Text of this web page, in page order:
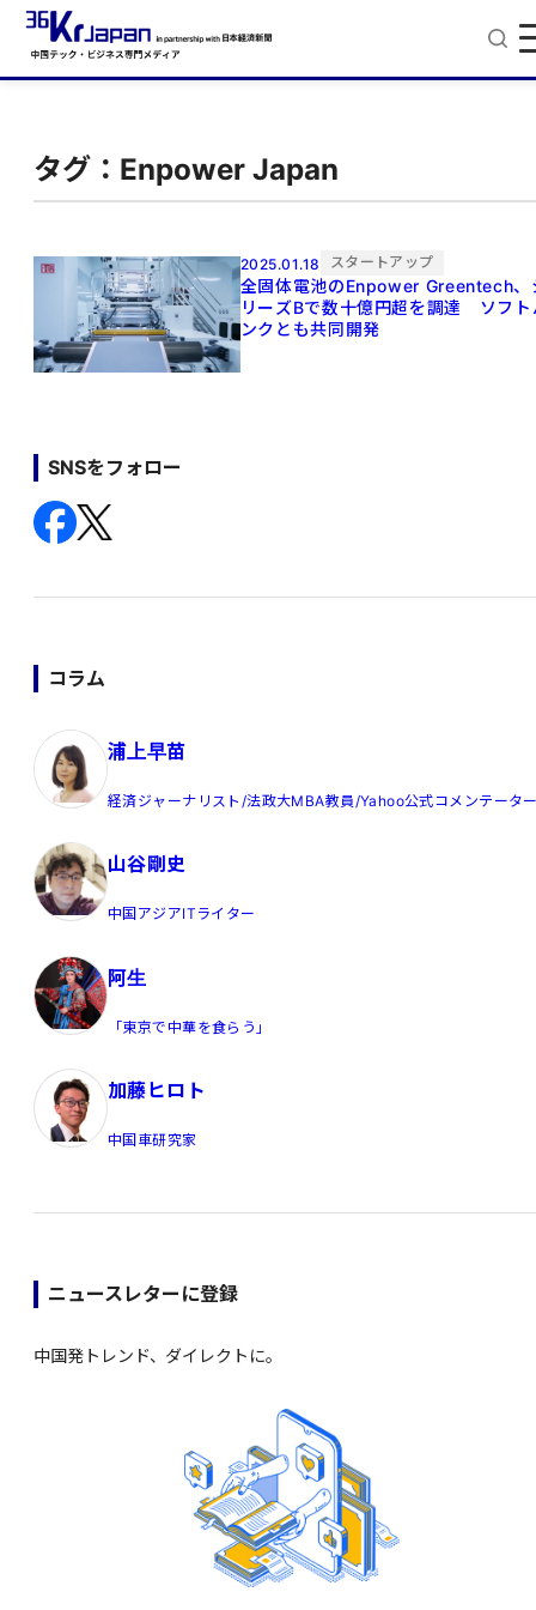
タグ：Enpower Japan
2025.01.18 スタートアップ
全固体電池のEnpower Greentech、
リーズBで数十億円超を調達 ソフト
ンクとも共同開発
SNSをフォロー
コラム
浦上早苗
経済ジャーナリスト/法政大MBA教員/Yahoo公式コメンテータ
山谷剛史
中国アジアITライター
阿生
「東京で中華を食らう」
加藤ヒロト
中国車研究家
ニュースレターに登録
中国発トレンド、ダイレクトに。